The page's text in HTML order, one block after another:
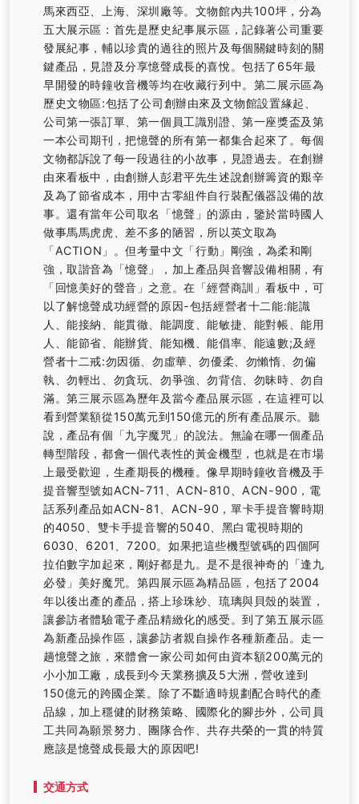
馬來西亞、上海、深圳廠等。文物館內共100坪，分為
五大展示區：首先是歷史紀事展示區，記錄著公司重要
發展紀事，輔以珍貴的過往的照片及每個關鍵時刻的關
鍵產品，見證及分享憶聲成長的喜悅。包括了65年最
早開發的時鐘收音機等均在收藏行列中。第二展示區為
歷史文物區:包括了公司創辦由來及文物館設置緣起、
公司第一張訂單、第一個員工識別證、第一座獎盃及第
一本公司期刊，把憶聲的所有第一都集合起來了。每個
文物都訴說了每一段過往的小故事，見證過去。在創辦
由來看板中，由創辦人彭君平先生述說創辦籌資的艱辛
及為了節省成本，用中古零組件自行裝配儀器設備的故
事。還有當年公司取名「憶聲」的源由，鑒於當時國人
做事馬馬虎虎、差不多的陋習，所以英文取為
「ACTION」。但考量中文「行動」剛強，為柔和剛
強，取諧音為「憶聲」，加上產品與音響設備相關，有
「回憶美好的聲音」之意。在「經營商訓」看板中，可
以了解憶聲成功經營的原因-包括經營者十二能:能識
人、能接納、能貫徹、能調度、能敏捷、能對帳、能用
人、能節省、能辦貨、能知機、能倡率、能遠數;及經
營者十二戒:勿因循、勿虛華、勿優柔、勿懶惰、勿偏
執、勿輕出、勿貪玩、勿爭強、勿背信、勿昧時、勿自
滿。第三展示區為歷年及當今產品展示區，在這裡可以
看到營業額從150萬元到150億元的所有產品展示。聽
說，產品有個「九字魔咒」的說法。無論在哪一個產品
轉型階段，都會一個代表性的黃金機型，也就是在市場
上最受歡迎，生產期長的機種。像早期時鐘收音機及手
提音響型號如ACN-711、ACN-810、ACN-900，電
話系列產品如ACN-81、ACN-90，單卡手提音響時期
的4050、雙卡手提音響的5040、黑白電視時期的
6030、6201、7200。如果把這些機型號碼的四個阿
拉伯數字加起來，剛好都是九。是不是很神奇的「逢九
必發」美好魔咒。第四展示區為精品區，包括了2004
年以後出產的產品，搭上珍珠紗、琉璃與貝殼的裝置，
讓參訪者體驗電子產品精緻化的感受。到了第五展示區
為新產品操作區，讓參訪者親自操作各種新產品。走一
趟憶聲之旅，來體會一家公司如何由資本額200萬元的
小小加工廠，成長到今天業務擴及5大洲，營收達到
150億元的跨國企業。除了不斷適時規劃配合時代的產
品線，加上穩健的財務策略、國際化的腳步外，公司員
工共同為願景努力、團隊合作、共存共榮的一貫的特質
應該是憶聲成長最大的原因吧!
交通方式